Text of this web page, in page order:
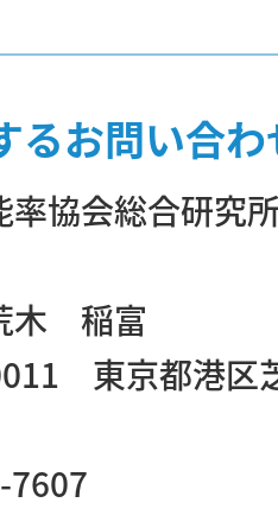
るお問い合わ
率協会総合研究
木 稲富
東京都港
7607